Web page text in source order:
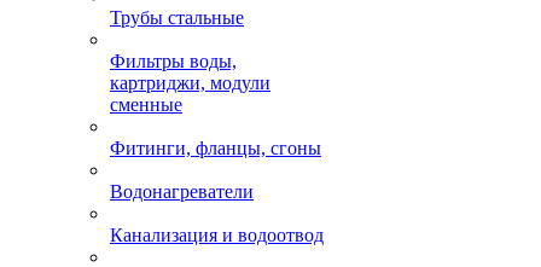
Трубы стальные
Фильтры воды,
картриджи, модули
сменные
Фитинги, фланцы, сгоны
Водонагреватели
Канализация и водоотвод